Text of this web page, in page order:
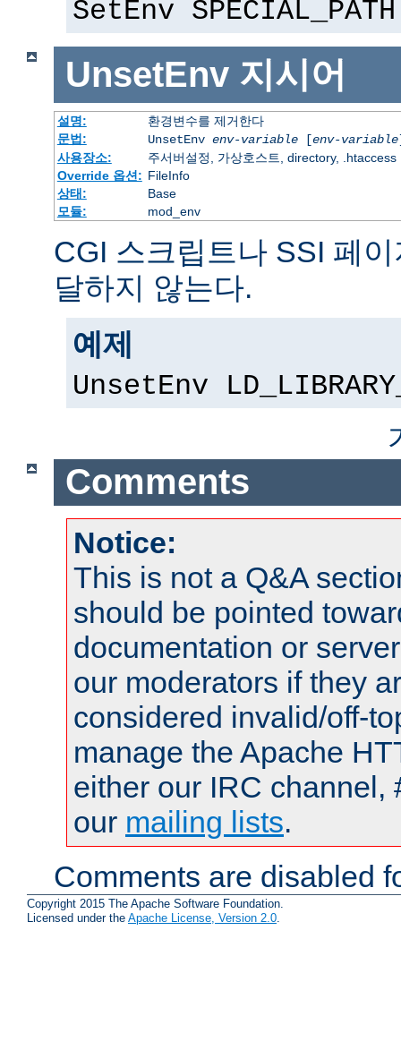
SetEnv
UnsetEnv 지시어
설명:
환경변수를 제거한다
문법:
UnsetEnv env-variable[env-variable
사용장소:
주서버설정, 가상호스트, directory, .htaccess
Override 옵션: FileInfo
상태:
Base
모듈:
mod_env
CGI 스크립트나 SSI 페
달하지 않는다.
예제
UnsetEnv
Comments
Notice:
This is not a Q&A
should be pointed
documentation or
our moderators if they
considered invalid/off-
manage the Apache
either our IRC channel,
our mailing lists.
Comments are disabled
Copyright 2015 The Apache Software Foundation.
Licensed under the Apache License, Version 2.0.